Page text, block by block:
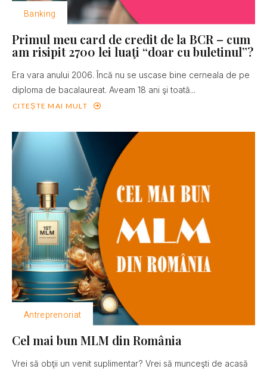
Banking
Primul meu card de credit de la BCR – cum
am risipit 2700 lei luaţi “doar cu buletinul”?
Era vara anului 2006. Încă nu se uscase bine cerneala de pe
diploma de bacalaureat. Aveam 18 ani şi toată...
CITEȘTE MAI MULT
Antreprenoriat
Cel mai bun MLM din România
Vrei să obţii un venit suplimentar? Vrei să munceşti de acasă